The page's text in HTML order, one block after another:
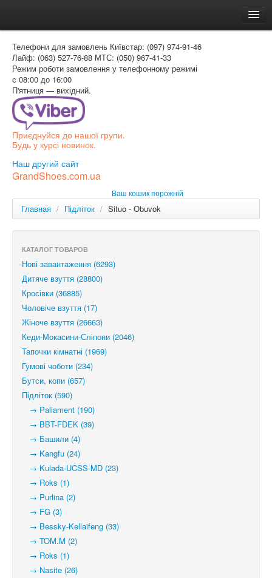
Доставка и оплата
Как заказать
Контакти
Таблиця розмірів
Вхід для покупця
РОС
Телефони для замовлень Київстар: (097) 974-91-46
Лайф: (063) 527-76-88 МТС: (050) 967-41-33
Режим роботи замовлення у телефонному режимі
с 08:00 до 16:00
П'ятниця — вихідний.
Приєднуйся до нашої групи.
Будь у курсі новинок.
Наш другий сайт
GrandShoes.com.ua
Ваш кошик порожній
Главная / Підліток / Situo - Obuvok
КАТАЛОГ ТОВАРОВ
Нові завантаження (6293)
Дитяче взуття (28800)
Кросівки (36885)
Чоловіче взуття (17)
Жіноче взуття (26663)
Кеди-Мокасини-Сліпони (2046)
Тапочки кімнатні (1969)
Гумові чоботи (234)
Бутси, копи (657)
Підліток (590)
→ Paliament (190)
→ BBT-FDEK (39)
→ Башили (4)
→ Kangfu (24)
→ Kulada-UCSS-MD (23)
→ Roks (1)
→ Purlina (2)
→ FG (3)
→ Bessky-Kellaifeng (33)
→ TOM.M (2)
→ Roks (1)
→ Nasite (26)